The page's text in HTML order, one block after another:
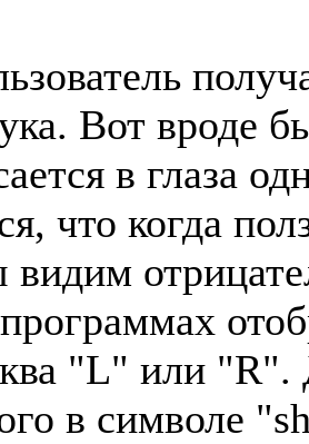
Вот вроде
в глаза
что когда
"L" или "R".
в символе